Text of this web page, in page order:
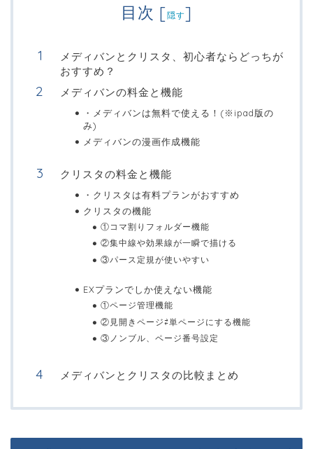
目次 [隠す]
メディバンとクリスタ、初心者ならどっちが
おすすめ？
メディバンの料金と機能
・メディバンは無料で使える！(※ipad版の
み)
メディバンの漫画作成機能
クリスタの料金と機能
・クリスタは有料プランがおすすめ
クリスタの機能
①コマ割りフォルダー機能
②集中線や効果線が一瞬で描ける
③パース定規が使いやすい
EXプランでしか使えない機能
①ページ管理機能
②見開きページ⇄単ページにする機能
③ノンブル、ページ番号設定
メディバンとクリスタの比較まとめ